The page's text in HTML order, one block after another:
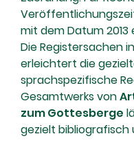
mit dem Datum
Die Registersachen
erleichtert die
sprachspezifische
Gesamtwerks von
zum Gottesberge
gezielt